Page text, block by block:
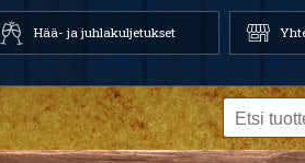
Hää- ja juhlakuljetukset